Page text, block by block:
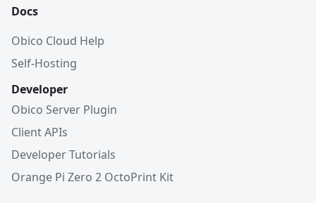
Docs
Obico Cloud Help
Self-Hosting
Developer
Obico Server Plugin
Client APIs
Developer Tutorials
Orange Pi Zero 2 OctoPrint Kit